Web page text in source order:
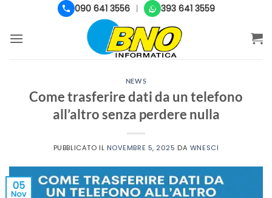
contenuti
090 641 3556 393 641 3559
NEWS
Come trasferire dati da un telefono
all’altro senza perdere nulla
PUBBLICATO IL NOVEMBRE 5, 2025 DA WNESCI
05
Nov